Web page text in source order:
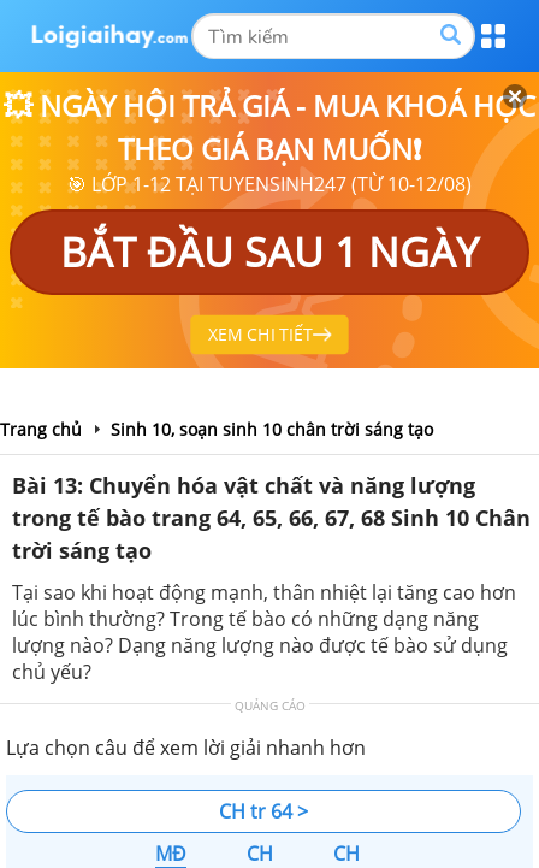
💥 NGÀY HỘI TRẢ GIÁ - MUA KHOÁ HỌC
THEO GIÁ BẠN MUỐN❗
🎯 LỚP 1-12 TẠI TUYENSINH247 (TỪ 10-12/08)
BẮT ĐẦU SAU 1 NGÀY
XEM CHI TIẾT
Trang chủ Sinh 10, soạn sinh 10 chân trời sáng tạo
Bài 13: Chuyển hóa vật chất và năng lượng
trong tế bào trang 64, 65, 66, 67, 68 Sinh 10 Chân
trời sáng tạo
Tại sao khi hoạt động mạnh, thân nhiệt lại tăng cao hơn
lúc bình thường? Trong tế bào có những dạng năng
lượng nào? Dạng năng lượng nào được tế bào sử dụng
chủ yếu?
QUẢNG CÁO
Lựa chọn câu để xem lời giải nhanh hơn
CH tr 64 >
MĐ
CH
CH